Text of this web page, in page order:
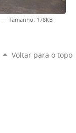
— Tamanho: 178KB
Voltar para o topo